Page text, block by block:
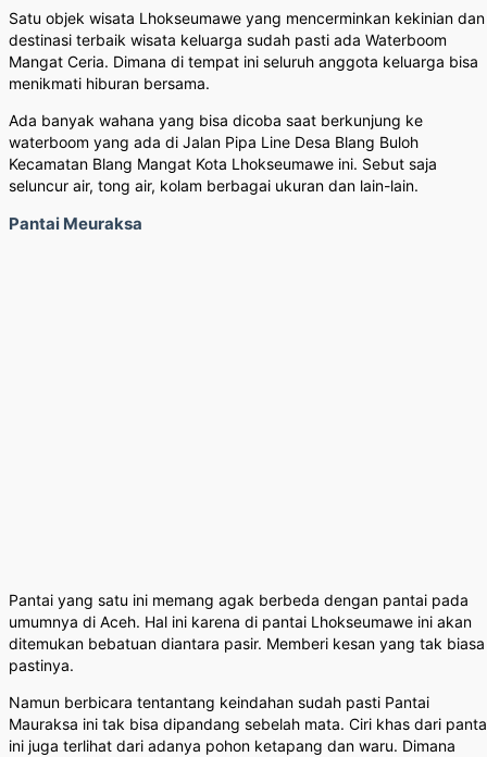
Satu objek wisata Lhokseumawe yang mencerminkan kekinian dan
destinasi terbaik wisata keluarga sudah pasti ada Waterboom
Mangat Ceria. Dimana di tempat ini seluruh anggota keluarga bisa
menikmati hiburan bersama.
Ada banyak wahana yang bisa dicoba saat berkunjung ke
waterboom yang ada di Jalan Pipa Line Desa Blang Buloh
Kecamatan Blang Mangat Kota Lhokseumawe ini. Sebut saja
seluncur air, tong air, kolam berbagai ukuran dan lain-lain.
Pantai Meuraksa
Pantai yang satu ini memang agak berbeda dengan pantai pada
umumnya di Aceh. Hal ini karena di pantai Lhokseumawe ini akan
ditemukan bebatuan diantara pasir. Memberi kesan yang tak biasa
pastinya.
Namun berbicara tentantang keindahan sudah pasti Pantai
Mauraksa ini tak bisa dipandang sebelah mata. Ciri khas dari
ini juga terlihat dari adanya pohon ketapang dan waru. Dimana